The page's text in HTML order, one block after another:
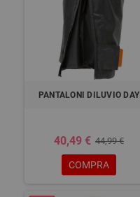
PANTALONI DILUVIO DAY
40,49 € 44,99 €
COMPRA